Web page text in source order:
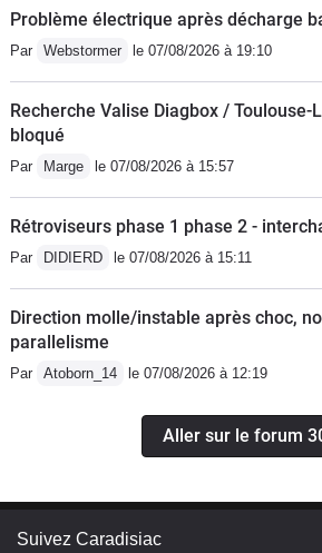
Problème électrique après décharge
Par Webstormer le 07/08/2026 à 19:10
Recherche Valise Diagbox / Toulouse-
bloqué
Par Marge le 07/08/2026 à 15:57
Rétroviseurs phase 1 phase 2 -
Par DIDIERD le 07/08/2026 à 15:11
Direction molle/instable après choc,
parallelisme
Par Atoborn_14 le 07/08/2026 à 12:19
Aller sur le forum
Suivez Caradisiac